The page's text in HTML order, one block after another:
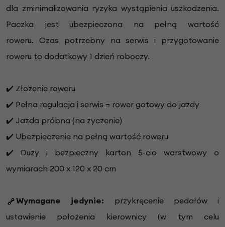
dla zminimalizowania ryzyka wystąpienia uszkodzenia.
Paczka jest ubezpieczona na pełną wartość
roweru. Czas potrzebny na serwis i przygotowanie
roweru to dodatkowy 1 dzień roboczy.
✔️ Złożenie roweru
✔️ Pełna regulacja i serwis = rower gotowy do jazdy
✔️ Jazda próbna (na życzenie)
✔️ Ubezpieczenie na pełną wartość roweru
✔️ Duży i bezpieczny karton 5-cio warstwowy o
wymiarach 200 x 120 x 20 cm
Wymagane jedynie: przykręcenie pedałów i
ustawienie położenia kierownicy (w tym celu